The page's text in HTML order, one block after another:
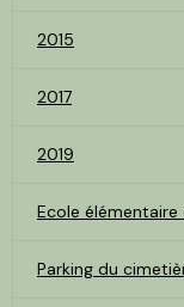
2015
2017
2019
Ecole
Parking du